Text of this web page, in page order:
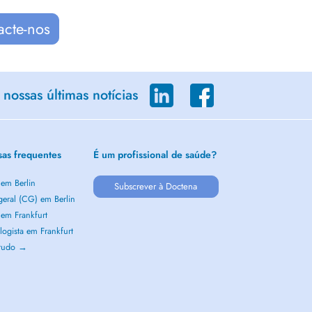
nos
últimas notícias
frequentes
Berlin
(CG) em Berlin
Frankfurt
em Frankfurt
→
É um profissional de saúde?
Subscrever à Doctena